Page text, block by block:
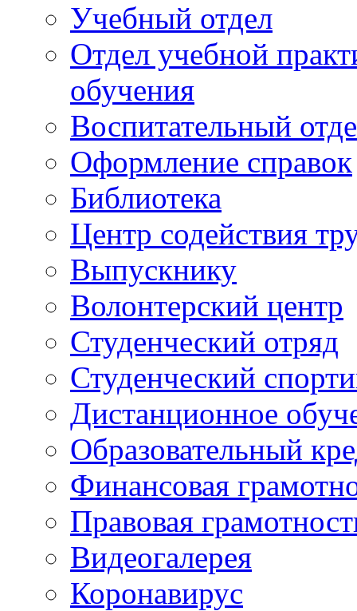
Учебный отдел
Отдел учебной
обучения
Воспитательный
Оформление справок
Библиотека
Центр содействия
Выпускнику
Волонтерский центр
Студенческий отряд
Студенческий
Дистанционное
Образовательный
Финансовая
Правовая
Видеогалерея
Коронавирус